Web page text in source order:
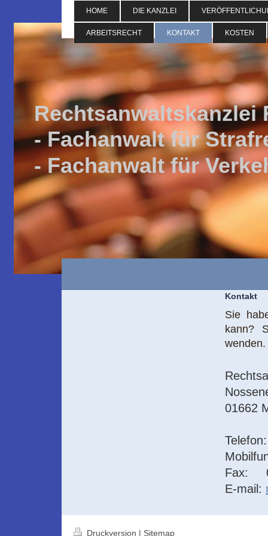
HOME DIE KANZLEI
ARBEITSRECHT KONTAKT KOSTEN
Rechtsanwaltskanzlei
- Fachanwalt für
- Fachanwalt für
Kontakt
Sie
kann?
wenden.
01662
Fax:
E-mail:
Druckversion | Sitemap